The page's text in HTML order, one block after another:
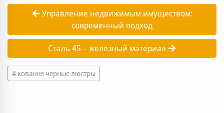
Управление недвижимым имуществом:
современный подход
Сталь 45 – железный материал
кованне черные люстры